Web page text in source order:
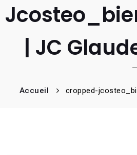
| JC
Accueil cropped-